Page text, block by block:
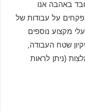
באהבה אנו
על עבודות של
מקצוע נוספים
שטח העבודה,
(ניתן לראות